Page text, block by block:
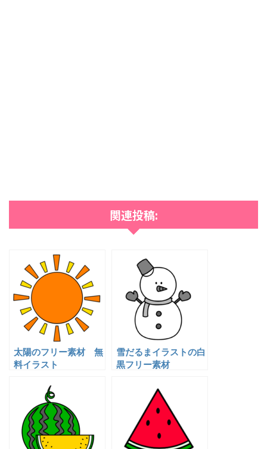
関連投稿:
太陽のフリー素材 無
料イラスト
雪だるまイラストの白
黒フリー素材